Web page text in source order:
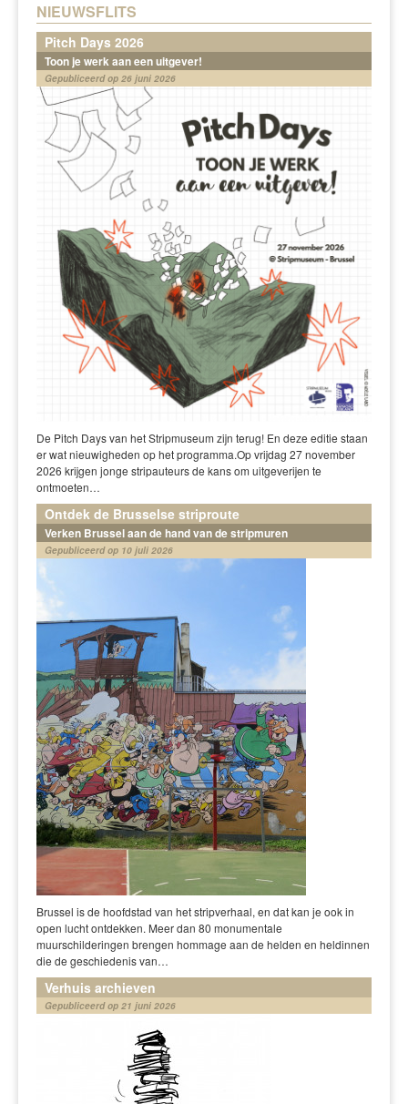
NIEUWSFLITS
Pitch Days 2026
Toon je werk aan een uitgever!
Gepubliceerd op 26 juni 2026
De Pitch Days van het Stripmuseum zijn terug! En deze editie staan
er wat nieuwigheden op het programma.Op vrijdag 27 november
2026 krijgen jonge stripauteurs de kans om uitgeverijen te
ontmoeten…
Ontdek de Brusselse striproute
Verken Brussel aan de hand van de stripmuren
Gepubliceerd op 10 juli 2026
Brussel is de hoofdstad van het stripverhaal, en dat kan je ook in
open lucht ontdekken. Meer dan 80 monumentale
muurschilderingen brengen hommage aan de helden en heldinnen
die de geschiedenis van…
Verhuis archieven
Gepubliceerd op 21 juni 2026